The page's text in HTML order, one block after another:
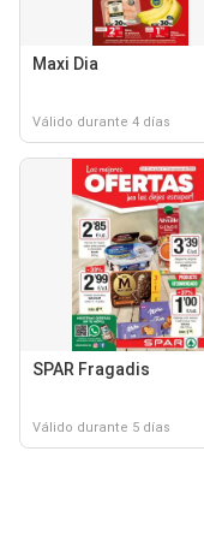
Maxi Dia
Válido durante 4 días
SPAR Fragadis
Válido durante 5 días